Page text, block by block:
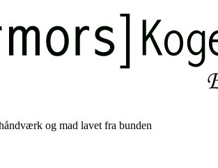
og mad lavet fra bunden